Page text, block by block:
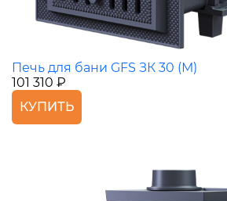
Печь для бани GFS ЗК 30 (М)
101 310 ₽
КУПИТЬ